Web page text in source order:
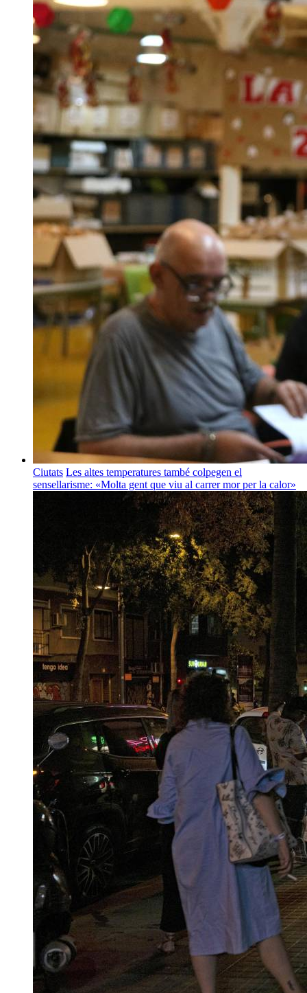
Ciutats Les altes temperatures també colpegen el
sensellarisme: «Molta gent que viu al carrer mor per la calor»